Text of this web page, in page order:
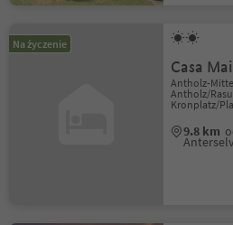
Na życzenie
Casa
Antholz-
Antholz/
Kronplatz/
9.8 km